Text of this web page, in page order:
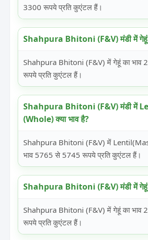
3300 रूपये प्रति कुएंटल हैं।
Shahpura Bhitoni (F&V) मंडी में गेहूं
Shahpura Bhitoni (F&V) में गेहूं का भाव
रूपये प्रति कुएंटल हैं।
Shahpura Bhitoni (F&V) मंडी में
(Whole) क्या भाव है?
Shahpura Bhitoni (F&V) में
भाव 5765 से 5745 रूपये प्रति कुएंटल हैं।
Shahpura Bhitoni (F&V) मंडी में गेहूं
Shahpura Bhitoni (F&V) में गेहूं का भाव
रूपये प्रति कुएंटल हैं।